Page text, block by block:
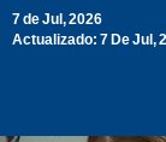
7 de Jul, 2026
Actualizado: 7 De Jul,